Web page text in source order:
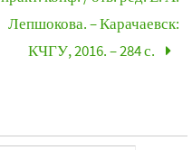
Лепшокова. – Карачаевск:
КЧГУ, 2016. – 284 с.